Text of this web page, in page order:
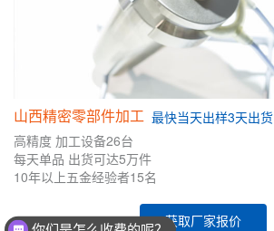
山西精密零部件加工 最快当天出样3天出货
高精度 加工设备26台
每天单品 出货可达5万件
10年以上五金经验者15名
获取厂家报价
你们是怎么收费的呢？